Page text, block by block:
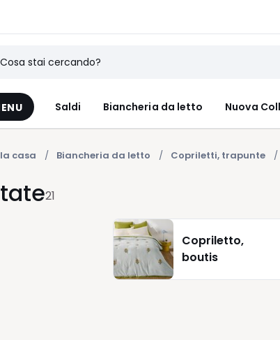
Saldi Biancheria da letto Nuova
casa Biancheria da letto Copriletti, trapunte
21
Copriletto,
boutis